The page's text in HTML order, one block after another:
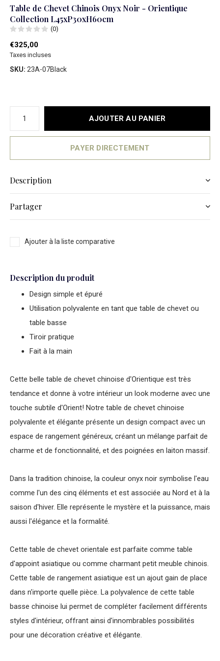
Table de Chevet Chinois Onyx Noir - Orientique
Collection L45xP30xH60cm
(0)
€325,00
Taxes incluses
SKU: 23A-07Black
AJOUTER AU PANIER
PAYER DIRECTEMENT
Description
Partager
Ajouter à la liste comparative
Description du produit
Design simple et épuré
Utilisation polyvalente en tant que table de chevet ou
table basse
Tiroir pratique
Fait à la main
Cette belle table de chevet chinoise d'Orientique est très
tendance et donne à votre intérieur un look moderne avec une
touche subtile d'Orient! Notre table de chevet chinoise
polyvalente et élégante présente un design compact avec un
espace de rangement généreux, créant un mélange parfait de
charme et de fonctionnalité, et des poignées en laiton massif.
Dans la tradition chinoise, la couleur onyx noir symbolise l'eau
comme l'un des cinq éléments et est associée au Nord et à la
saison d'hiver. Elle représente le mystère et la puissance, mais
aussi l'élégance et la formalité.
Cette table de chevet orientale est parfaite comme table
d'appoint asiatique ou comme charmant petit meuble chinois.
Cette table de rangement asiatique est un ajout gain de place
dans n'importe quelle pièce. La polyvalence de cette table
basse chinoise lui permet de compléter facilement différents
styles d'intérieur, offrant ainsi d'innombrables possibilités
pour une décoration créative et élégante.